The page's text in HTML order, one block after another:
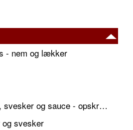
- nem og lækker
Andesteg med æbler, svesker og sauce - opskrift også til jul
svesker